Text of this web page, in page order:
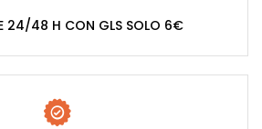
24/48 H CON GLS SOLO 6€